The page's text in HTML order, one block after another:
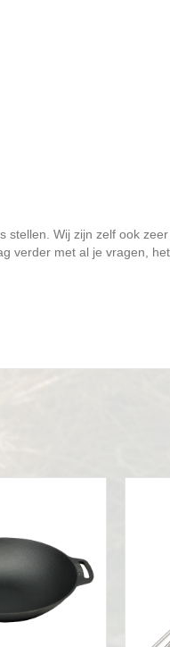
Wij zijn zelf ook
verder met al je vragen,